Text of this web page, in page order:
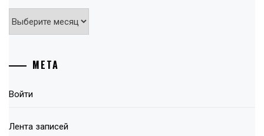
Архивы
МЕТА
Войти
Лента записей